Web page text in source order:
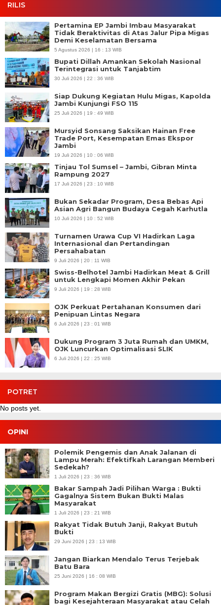
RILIS
Pertamina EP Jambi Imbau Masyarakat
Tidak Beraktivitas di Atas Jalur Pipa Migas
Demi Keselamatan Bersama
5 Agustus 2026 | 16 : 13 WIB
Bupati Dillah Amankan Sekolah Nasional
Terintegrasi untuk Tanjabtim
30 Juli 2026 | 22 : 36 WIB
Siap Dukung Kegiatan Hulu Migas, Kapolda
Jambi Kunjungi FSO 115
25 Juli 2026 | 19 : 49 WIB
Mursyid Sonsang Saksikan Hainan Free
Trade Port, Kesempatan Emas Ekspor
Jambi
19 Juli 2026 | 10 : 06 WIB
Tinjau Tol Sumsel – Jambi, Gibran Minta
Rampung 2027
17 Juli 2026 | 23 : 10 WIB
Bukan Sekadar Program, Desa Bebas Api
Asian Agri Bangun Budaya Cegah Karhutla
10 Juli 2026 | 10 : 52 WIB
Turnamen Urawa Cup VI Hadirkan Laga
Internasional dan Pertandingan
Persahabatan
9 Juli 2026 | 20 : 11 WIB
Swiss-Belhotel Jambi Hadirkan Meat & Grill
untuk Lengkapi Momen Akhir Pekan
9 Juli 2026 | 19 : 28 WIB
OJK Perkuat Pertahanan Konsumen dari
Penipuan Lintas Negara
6 Juli 2026 | 23 : 01 WIB
Dukung Program 3 Juta Rumah dan UMKM,
OJK Luncurkan Optimalisasi SLIK
6 Juli 2026 | 22 : 25 WIB
POTRET
No posts yet.
OPINI
Polemik Pengemis dan Anak Jalanan di
Lampu Merah: Efektifkah Larangan Memberi
Sedekah?
1 Juli 2026 | 23 : 36 WIB
Bakar Sampah Jadi Pilihan Warga : Bukti
Gagalnya Sistem Bukan Bukti Malas
Masyarakat
1 Juli 2026 | 23 : 21 WIB
Rakyat Tidak Butuh Janji, Rakyat Butuh
Bukti
29 Juni 2026 | 23 : 13 WIB
Jangan Biarkan Mendalo Terus Terjebak
Batu Bara
25 Juni 2026 | 16 : 08 WIB
Program Makan Bergizi Gratis (MBG): Solusi
bagi Kesejahteraan Masyarakat atau Celah